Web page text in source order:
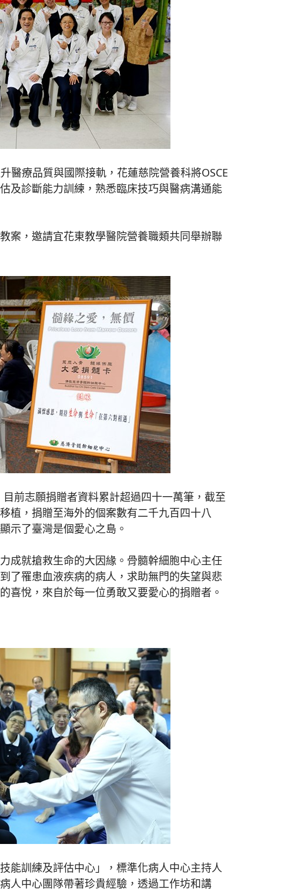
療品質與國際接軌，花蓮慈院營養科將OSCE
及診斷能力訓練，熟悉臨床技巧與醫病溝通能
，邀請宜花東教學醫院營養職類共同舉辦聯
前志願捐贈者資料累計超過四十一萬筆，截至
植，捐贈至海外的個案數有二千九百四十八
示了臺灣是個愛心之島。
就搶救生命的大因緣。骨髓幹細胞中心主任
了罹患血液疾病的病人，求助無門的失望與悲
喜悅，來自於每一位勇敢又要愛心的捐贈者。
訓練及評估中心」，標準化病人中心主持人
人中心團隊帶著珍貴經驗，透過工作坊和講